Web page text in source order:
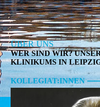
ÜBER UNS
WER SIND WIR?
KLINIKUMS IN